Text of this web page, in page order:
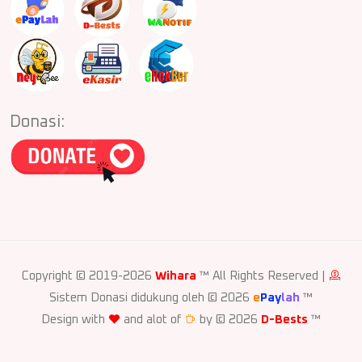
Donasi:
Copyright © 2019-2026 Wihara ™ All Rights Reserved |
Sistem Donasi didukung oleh © 2026 ePaylah ™
Design with
and alot of by © 2026 D-Bests ™